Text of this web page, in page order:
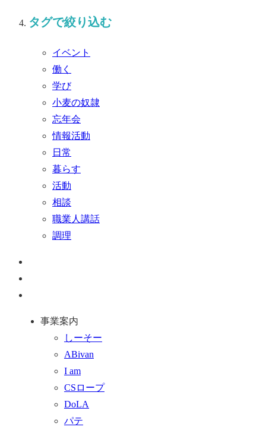
タグで絞り込む
イベント
働く
学び
小麦の奴隷
忘年会
情報活動
日常
暮らす
活動
相談
職業人講話
調理
事業案内
しーそー
ABivan
I am
CSロープ
DoLA
パテ